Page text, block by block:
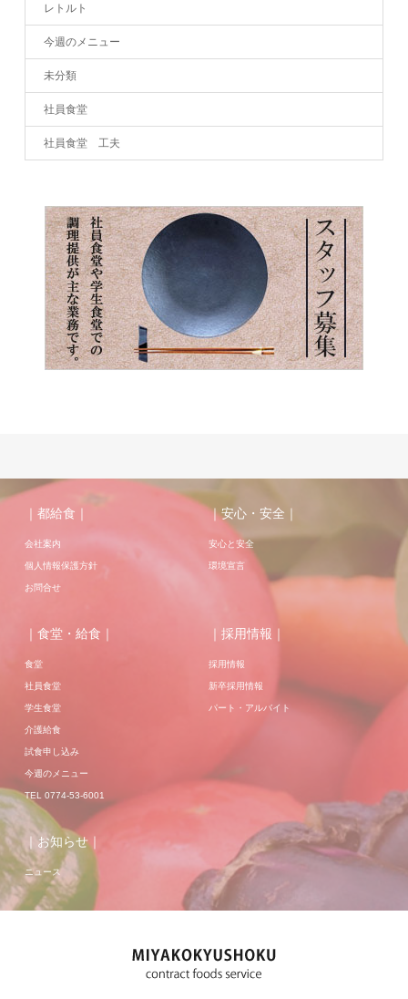
レトルト
今週のメニュー
未分類
社員食堂
社員食堂 工夫
｜都給食｜
会社案内
個人情報保護方針
お問合せ
｜安心・安全｜
安心と安全
環境宣言
｜食堂・給食｜
食堂
社員食堂
学生食堂
介護給食
試食申し込み
今週のメニュー
TEL 0774-53-6001
｜採用情報｜
採用情報
新卒採用情報
パート・アルバイト
｜お知らせ｜
ニュース